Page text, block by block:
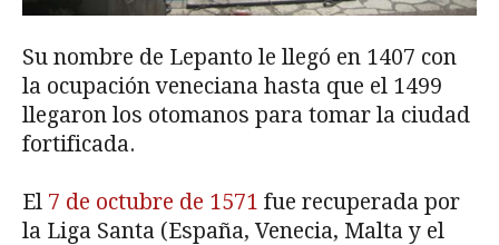
Su nombre de Lepanto le llegó en 1407 con
la ocupación veneciana hasta que el 1499
llegaron los otomanos para tomar la ciudad
fortificada.
El 7 de octubre de 1571 fue recuperada por
la Liga Santa (España, Venecia, Malta y el